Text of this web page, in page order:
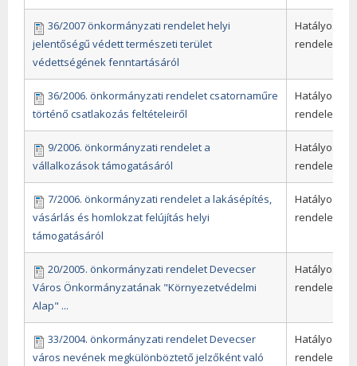
36/2007 önkormányzati rendelet helyi
jelentőségű védett természeti terület
védettségének fenntartásáról
Hatályos
rendeletek
36/2006. önkormányzati rendelet csatornaműre
történő csatlakozás feltételeiről
Hatályos
rendeletek
9/2006. önkormányzati rendelet a
vállalkozások támogatásáról
Hatályos
rendeletek
7/2006. önkormányzati rendelet a lakásépítés,
vásárlás és homlokzat felújítás helyi
támogatásáról
Hatályos
rendeletek
20/2005. önkormányzati rendelet Devecser
Város Önkormányzatának "Környezetvédelmi
Alap" ...
Hatályos
rendeletek
33/2004. önkormányzati rendelet Devecser
város nevének megkülönböztető jelzőként való
Hatályos
rendeletek